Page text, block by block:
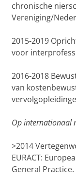
chronische
Vereniging/
2015-2019
voor
2016-2018
van
Op internationaal
>2014
EURACT:
General Practice.